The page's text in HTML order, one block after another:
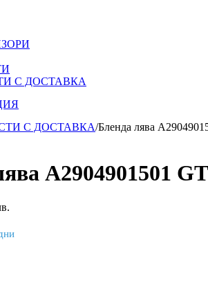
С ДОСТАВКА
С ДОСТАВКА/Бленда лява
A2904901501